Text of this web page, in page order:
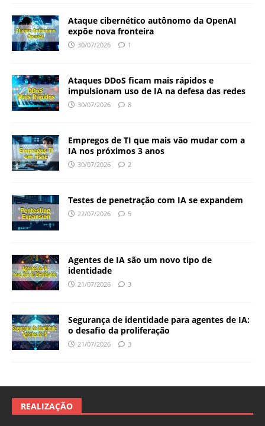
Ataque cibernético autônomo da OpenAI
expõe nova fronteira
30/07/2026 1
Ataques DDoS ficam mais rápidos e
impulsionam uso de IA na defesa das redes
30/07/2026 8
Empregos de TI que mais vão mudar com a
IA nos próximos 3 anos
30/07/2026 2
Testes de penetração com IA se expandem
22/07/2026 5
Agentes de IA são um novo tipo de
identidade
21/07/2026 3
Segurança de identidade para agentes de IA:
o desafio da proliferação
21/07/2026 3
REALIZAÇÃO